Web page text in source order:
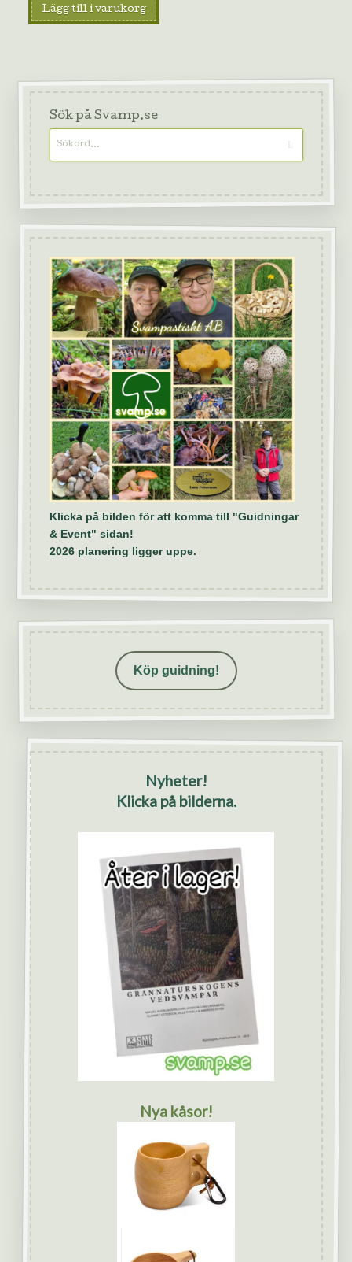
Lägg till i varukorg
Sök på Svamp.se
Klicka på bilden för att komma till "Guidningar
& Event" sidan!
2026 planering ligger uppe.
Köp guidning!
Nyheter!
Klicka på bilderna.
Nya kåsor!